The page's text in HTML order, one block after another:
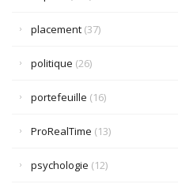
placement (37)
politique (26)
portefeuille (16)
ProRealTime (13)
psychologie (12)